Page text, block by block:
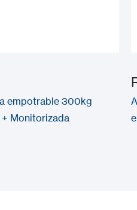
empotrable 300kg
Monitorizada